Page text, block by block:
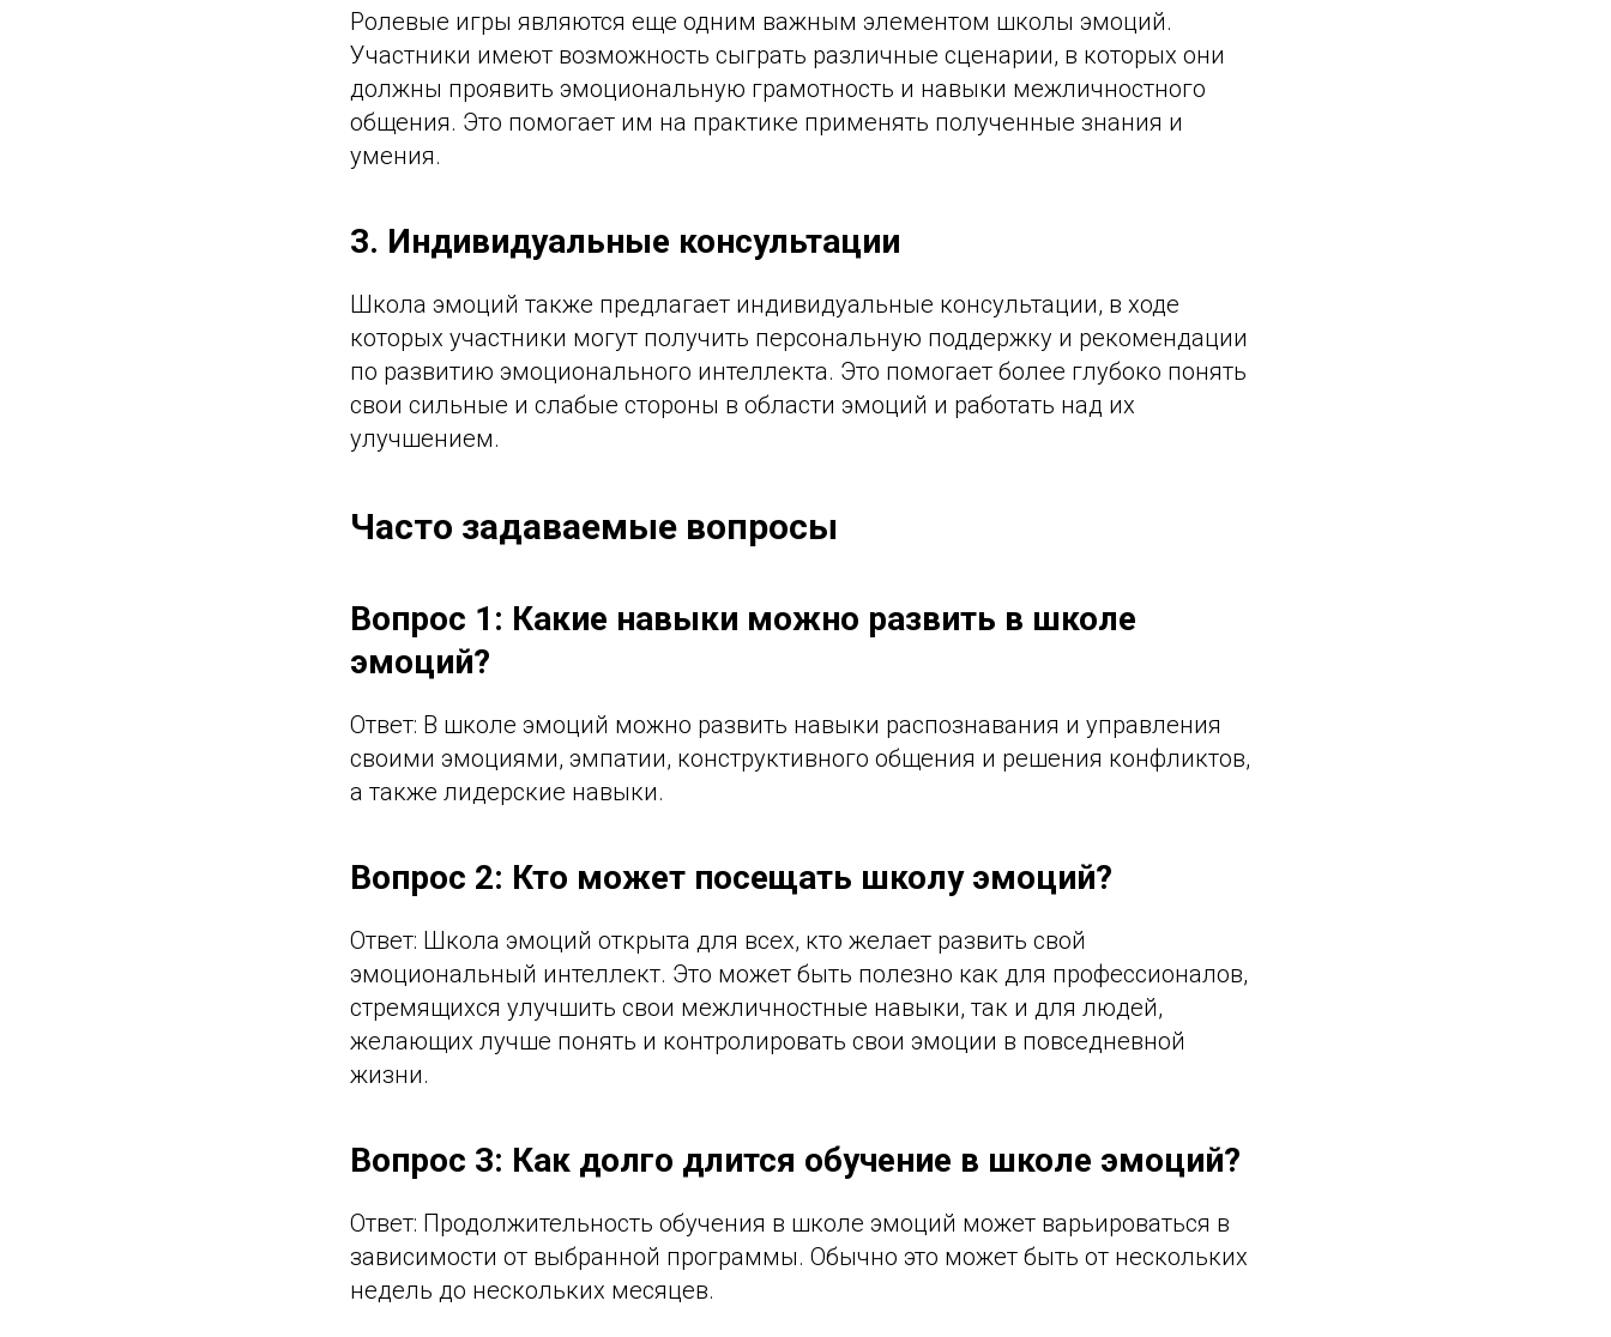
Ролевые игры являются еще одним важным элементом школы эмоций.
Участники имеют возможность сыграть различные сценарии, в которых они
должны проявить эмоциональную грамотность и навыки межличностного
общения. Это помогает им на практике применять полученные знания и
умения.
3. Индивидуальные консультации
Школа эмоций также предлагает индивидуальные консультации, в ходе
которых участники могут получить персональную поддержку и рекомендации
по развитию эмоционального интеллекта. Это помогает более глубоко понять
свои сильные и слабые стороны в области эмоций и работать над их
улучшением.
Часто задаваемые вопросы
Вопрос 1: Какие навыки можно развить в школе
эмоций?
Ответ: В школе эмоций можно развить навыки распознавания и управления
своими эмоциями, эмпатии, конструктивного общения и решения конфликтов,
а также лидерские навыки.
Вопрос 2: Кто может посещать школу эмоций?
Ответ: Школа эмоций открыта для всех, кто желает развить свой
эмоциональный интеллект. Это может быть полезно как для профессионалов,
стремящихся улучшить свои межличностные навыки, так и для людей,
желающих лучше понять и контролировать свои эмоции в повседневной
жизни.
Вопрос 3: Как долго длится обучение в школе эмоций?
Ответ: Продолжительность обучения в школе эмоций может варьироваться в
зависимости от выбранной программы. Обычно это может быть от нескольких
недель до нескольких месяцев.